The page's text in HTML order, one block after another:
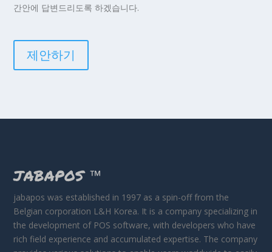
간안에 답변드리도록 하겠습니다.
제안하기
JABAPOS™
jabapos was established in 1997 as a spin-off from the
Belgian corporation L&H Korea. It is a company specializing in
the development of POS software, with developers who have
rich field experience and accumulated expertise. The company